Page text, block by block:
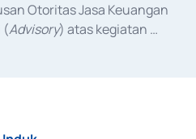
Otoritas Jasa Keuangan
(Advisory) atas kegiatan